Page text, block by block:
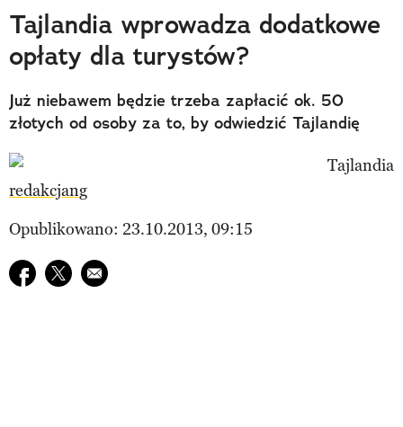
Trendbook Podróżniczy
Polecane
Tajlandia wprowadza dodatkowe
opłaty dla turystów?
Już niebawem będzie trzeba zapłacić ok. 50
złotych od osoby za to, by odwiedzić Tajlandię
redakcjang
Opublikowano: 23.10.2013, 09:15
Udostępnij na facebook
Udostępnij na twitter
E-mail do przyjaciela